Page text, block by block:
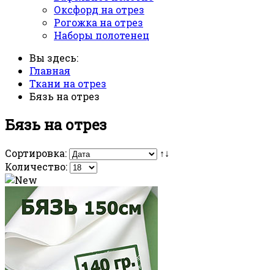
Оксфорд на отрез
Рогожка на отрез
Наборы полотенец
Вы здесь:
Главная
Ткани на отрез
Бязь на отрез
Бязь на отрез
Сортировка:
↑↓
Количество: